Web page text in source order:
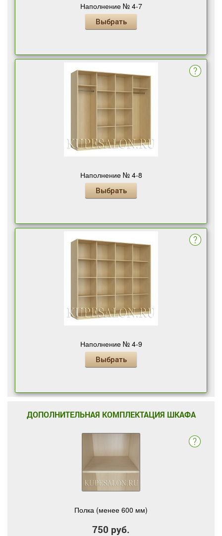
Наполнение № 4-7
Выбрать
Наполнение № 4-8
Выбрать
Наполнение № 4-9
Выбрать
ДОПОЛНИТЕЛЬНАЯ КОМПЛЕКТАЦИЯ ШКАФА
Полка (менее 600 мм)
750 руб.